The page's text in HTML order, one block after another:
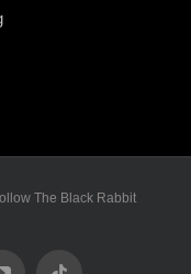
The Black Rabbit